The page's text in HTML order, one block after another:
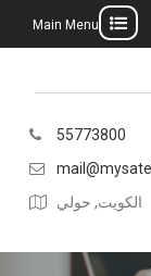
Main Menu
55773800
الكويت, حولي